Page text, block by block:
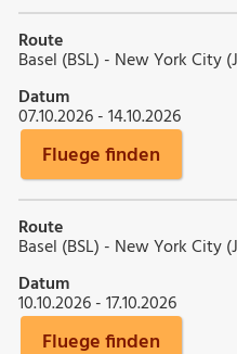
Route
Basel (BSL) - New York City
Datum
07.10.2026 - 14.10.2026
Fluege finden
Route
Basel (BSL) - New York City
Datum
10.10.2026 - 17.10.2026
Fluege finden